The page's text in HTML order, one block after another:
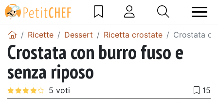
Ricette Dessert Ricetta crostate Crostata
Crostata con burro fuso e
senza riposo